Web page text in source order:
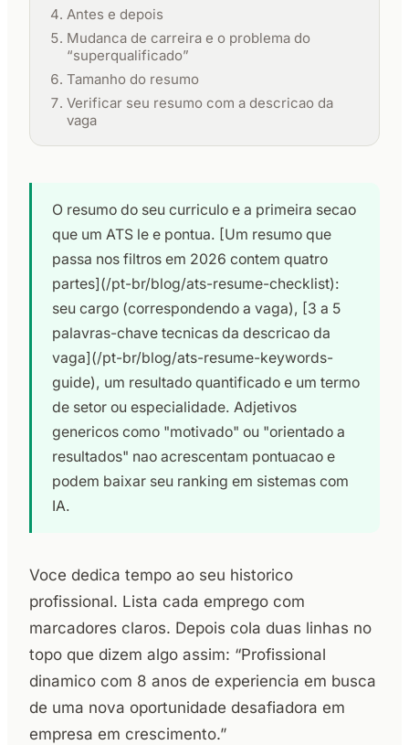
Antes e depois
Mudanca de carreira e o problema do
“superqualificado”
Tamanho do resumo
Verificar seu resumo com a descricao da
vaga
O resumo do seu curriculo e a primeira secao
que um ATS le e pontua. [Um resumo que
passa nos filtros em 2026 contem quatro
partes](/pt-br/blog/ats-resume-checklist):
seu cargo (correspondendo a vaga), [3 a 5
palavras-chave tecnicas da descricao da
vaga](/pt-br/blog/ats-resume-keywords-
guide), um resultado quantificado e um termo
de setor ou especialidade. Adjetivos
genericos como "motivado" ou "orientado a
resultados" nao acrescentam pontuacao e
podem baixar seu ranking em sistemas com
IA.
Voce dedica tempo ao seu historico
profissional. Lista cada emprego com
marcadores claros. Depois cola duas linhas no
topo que dizem algo assim: “Profissional
dinamico com 8 anos de experiencia em busca
de uma nova oportunidade desafiadora em
empresa em crescimento.”